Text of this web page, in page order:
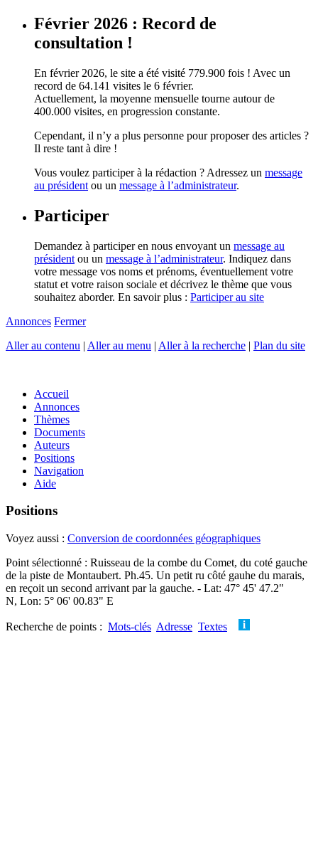
Février 2026 : Record de
consultation !
En février 2026, le site a été visité 779.900 fois ! Avec un
record de 64.141 visites le 6 février.
Actuellement, la moyenne mensuelle tourne autour de
400.000 visites, en progression constante.
Cependant, il n’y a plus personne pour proposer des articles ?
Il reste tant à dire !
Vous voulez participer à la rédaction ? Adressez un message
au président ou un message à l’administrateur.
Participer
Demandez à participer en nous envoyant un message au
président ou un message à l’administrateur. Indiquez dans
votre message vos noms et prénoms, éventuellement votre
statut et votre raison sociale et décrivez le thème que vous
souhaitez aborder. En savoir plus : Participer au site
Annonces Fermer
Aller au contenu | Aller au menu | Aller à la recherche | Plan du site
Accueil
Annonces
Thèmes
Documents
Auteurs
Positions
Navigation
Aide
Positions
Voyez aussi : Conversion de coordonnées géographiques
Point sélectionné : Ruisseau de la combe du Comet, du coté gauche
de la piste de Montaubert. Ph.45. Un petit ru côté gauhe du marais,
en reçoit un second arrivant par la gauche. - Lat: 47° 45' 47.2"
N, Lon: 5° 06' 00.83" E
Recherche de points : Mots-clés Adresse Textes